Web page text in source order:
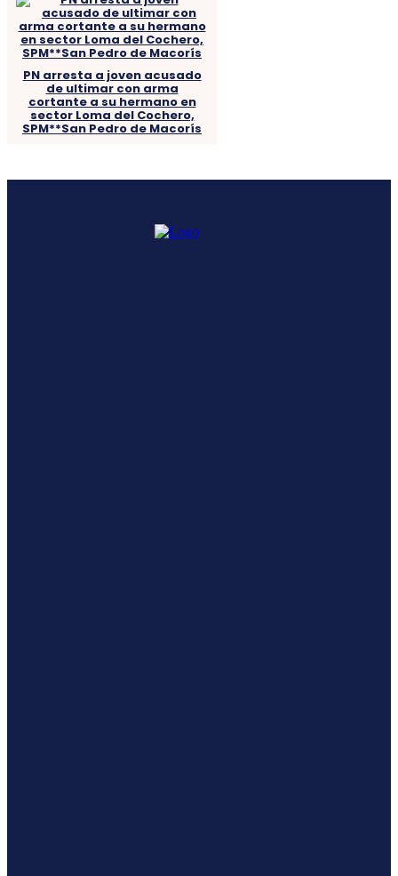
PN arresta a joven acusado
de ultimar con arma
cortante a su hermano en
sector Loma del Cochero,
SPM**San Pedro de Macorís